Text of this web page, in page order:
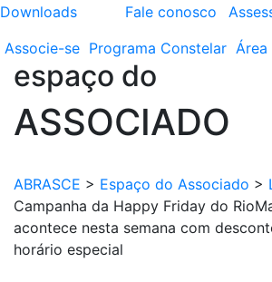
Downloads
Fale conosco
Associe-se Programa Constelar Área
espaço do
ASSOCIADO
ABRASCE > Espaço do Associado >
Campanha da Happy Friday do
acontece nesta semana com
horário especial